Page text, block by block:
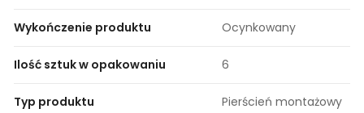
Wykończenie produktu Ocynkowany
Ilość sztuk w opakowaniu 6
Typ produktu
Pierścień montażowy